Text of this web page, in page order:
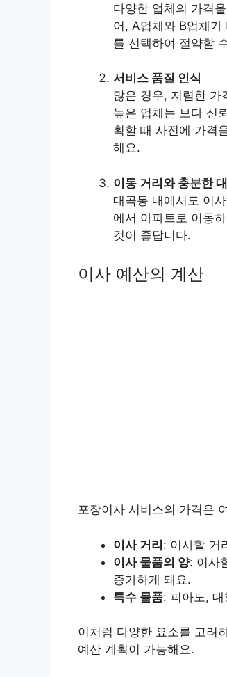
다양한 업체의 가격
어, A업체와 B업체
를 선택하여 절약할
서비스 품질 인식
많은 경우, 저렴한 가
높은 업체는 보다 신
획할 때 사전에 가격
해요.
이동 거리와 충분한
대곡동 내에서도 이
에서 아파트로 이동
것이 좋답니다.
이사 예산의 계산
포장이사 서비스의 가격은
이사 거리: 이사할 거
이사 물품의 양: 이사
증가하게 돼요.
특수 물품: 피아노,
이처럼 다양한 요소를 고려
예산 계획이 가능해요.